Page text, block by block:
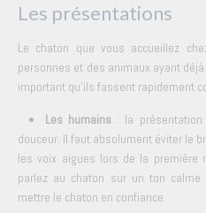
Les présentations
Le chaton que vous accueillez
personnes et des animaux ayant
important qu’ils fassent rapidement
• Les humains : la
douceur. Il faut absolument éviter le
les voix aigues lors de la première
parlez au chaton sur un ton
mettre le chaton en confiance.